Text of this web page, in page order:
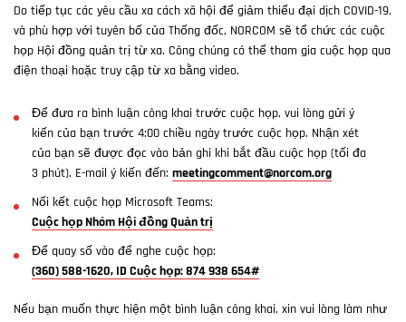
Do tiếp tục các yêu cầu xa cách xã hội để giảm thiểu đại dịch COVID-19,
và phù hợp với tuyên bố của Thống đốc, NORCOM sẽ tổ chức các cuộc
họp Hội đồng quản trị từ xa. Công chúng có thể tham gia cuộc họp qua
điện thoại hoặc truy cập từ xa bằng video.
Để đưa ra bình luận công khai trước cuộc họp, vui lòng gửi ý
kiến của bạn trước 4:00 chiều ngày trước cuộc họp. Nhận xét
của bạn sẽ được đọc vào bản ghi khi bắt đầu cuộc họp (tối đa
3 phút). E-mail ý kiến đến: meetingcomment@norcom.org
Nối kết cuộc họp Microsoft Teams:
Cuộc họp Nhóm Hội đồng Quản trị
Để quay số vào để nghe cuộc họp:
(360) 588-1620, ID Cuộc họp: 874 938 654#
Nếu bạn muốn thực hiện một bình luận công khai, xin vui lòng làm như